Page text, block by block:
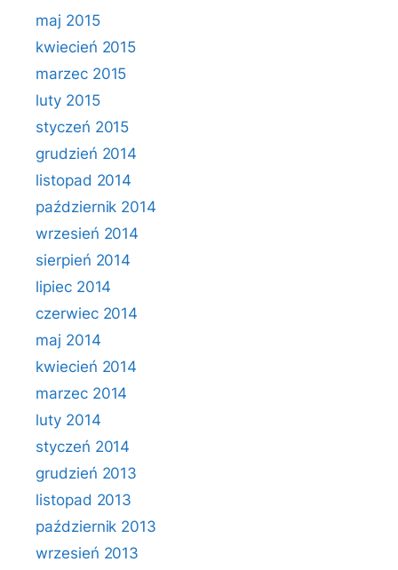
maj 2015
kwiecień 2015
marzec 2015
luty 2015
styczeń 2015
grudzień 2014
listopad 2014
październik 2014
wrzesień 2014
sierpień 2014
lipiec 2014
czerwiec 2014
maj 2014
kwiecień 2014
marzec 2014
luty 2014
styczeń 2014
grudzień 2013
listopad 2013
październik 2013
wrzesień 2013